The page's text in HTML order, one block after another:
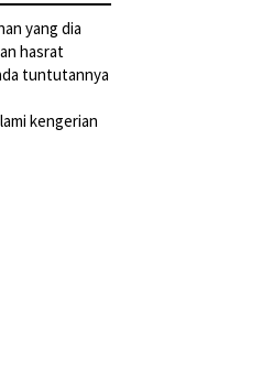
yang dia
hasrat
tuntutannya
kengerian